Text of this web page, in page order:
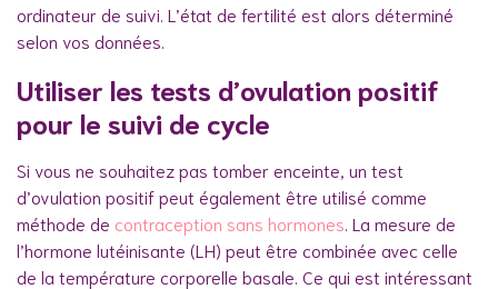
ordinateur de suivi. L’état de fertilité est alors déterminé
selon vos données.
Utiliser les tests d’ovulation positif
pour le suivi de cycle
Si vous ne souhaitez pas tomber enceinte, un test
d’ovulation positif peut également être utilisé comme
méthode de contraception sans hormones . La mesure de
l’hormone lutéinisante (LH) peut être combinée avec celle
de la température corporelle basale. Ce qui est intéressant